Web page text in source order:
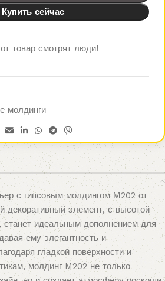
Купить сейчас
товар смотрят люди!
молдинги
с гипсовым молдингом М202 от
декоративный элемент, с высотой
идеальным дополнением для
ему элегантность и
гладкой поверхности и
молдинг M202 не только